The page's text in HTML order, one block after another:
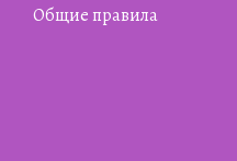
Общие правила